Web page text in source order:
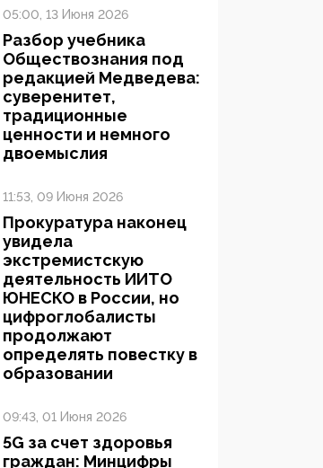
05:00, 13 Июня 2026
Разбор учебника
Обществознания под
редакцией Медведева:
суверенитет,
традиционные
ценности и немного
двоемыслия
11:53, 09 Июня 2026
Прокуратура наконец
увидела
экстремистскую
деятельность ИИТО
ЮНЕСКО в России, но
цифроглобалисты
продолжают
определять повестку в
образовании
09:43, 01 Июня 2026
5G за счет здоровья
граждан: Минцифры